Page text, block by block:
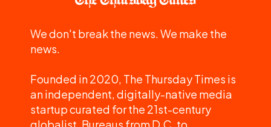
We don't break the news. We make the
news.
Founded in 2020, The Thursday Times is
an independent, digitally-native media
startup curated for the 21st-century
globalist. Bureaus from D.C. to